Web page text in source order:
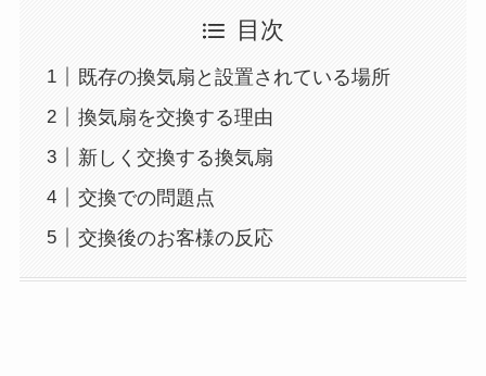
目次
既存の換気扇と設置されている場所
換気扇を交換する理由
新しく交換する換気扇
交換での問題点
交換後のお客様の反応